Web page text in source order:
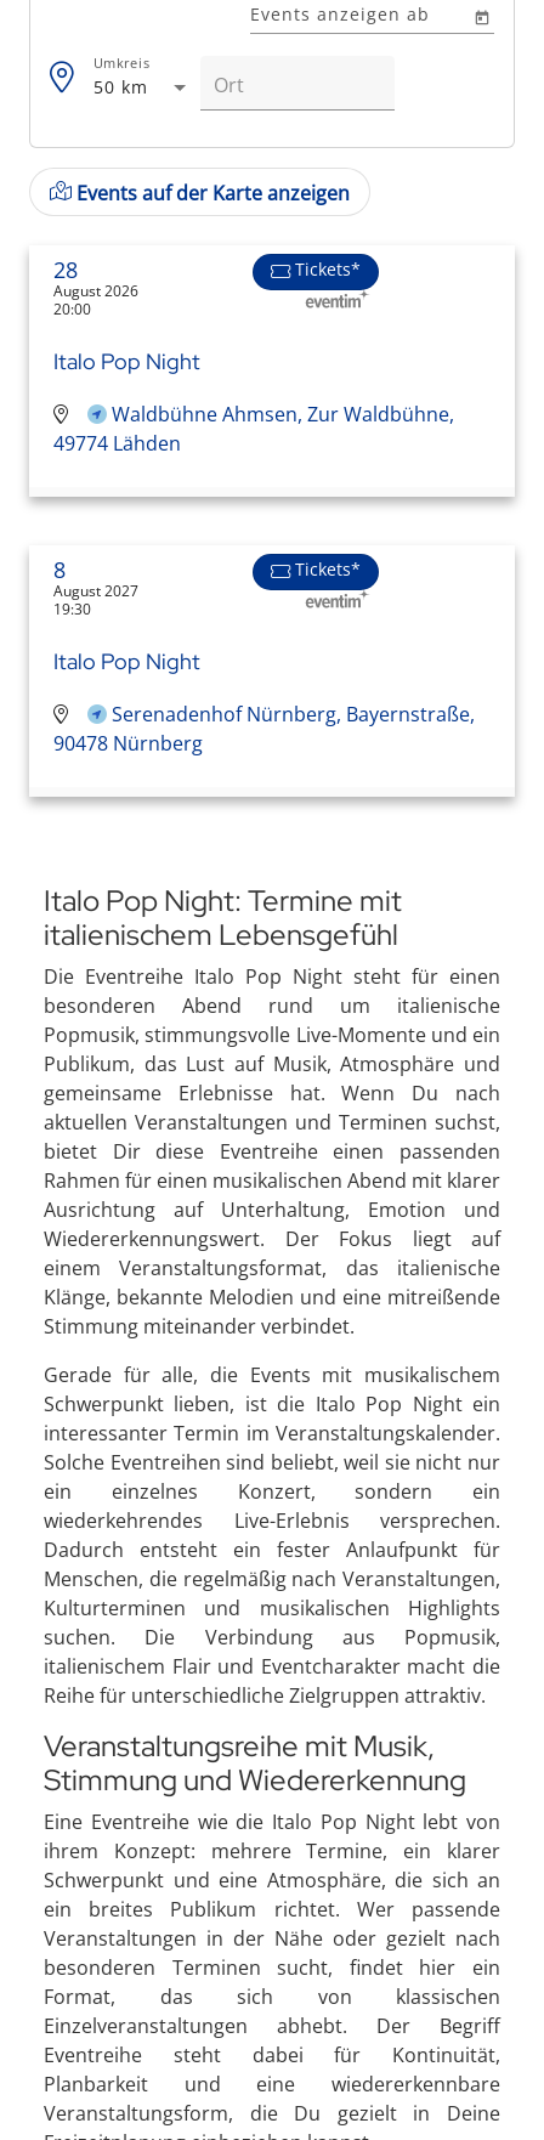
Events anzeigen ab
50 km
Umkreis
Events auf der Karte anzeigen
28
August 2026
20:00
Tickets*
Italo Pop Night
Waldbühne Ahmsen, Zur Waldbühne,
49774 Lähden
8
August 2027
19:30
Tickets*
Italo Pop Night
Serenadenhof Nürnberg, Bayernstraße,
90478 Nürnberg
Italo Pop Night: Termine mit
italienischem Lebensgefühl
Die Eventreihe Italo Pop Night steht für einen
besonderen Abend rund um italienische
Popmusik, stimmungsvolle Live-Momente und ein
Publikum, das Lust auf Musik, Atmosphäre und
gemeinsame Erlebnisse hat. Wenn Du nach
aktuellen Veranstaltungen und Terminen suchst,
bietet Dir diese Eventreihe einen passenden
Rahmen für einen musikalischen Abend mit klarer
Ausrichtung auf Unterhaltung, Emotion und
Wiedererkennungswert. Der Fokus liegt auf
einem Veranstaltungsformat, das italienische
Klänge, bekannte Melodien und eine mitreißende
Stimmung miteinander verbindet.
Gerade für alle, die Events mit musikalischem
Schwerpunkt lieben, ist die Italo Pop Night ein
interessanter Termin im Veranstaltungskalender.
Solche Eventreihen sind beliebt, weil sie nicht nur
ein einzelnes Konzert, sondern ein
wiederkehrendes Live-Erlebnis versprechen.
Dadurch entsteht ein fester Anlaufpunkt für
Menschen, die regelmäßig nach Veranstaltungen,
Kulturterminen und musikalischen Highlights
suchen. Die Verbindung aus Popmusik,
italienischem Flair und Eventcharakter macht die
Reihe für unterschiedliche Zielgruppen attraktiv.
Veranstaltungsreihe mit Musik,
Stimmung und Wiedererkennung
Eine Eventreihe wie die Italo Pop Night lebt von
ihrem Konzept: mehrere Termine, ein klarer
Schwerpunkt und eine Atmosphäre, die sich an
ein breites Publikum richtet. Wer passende
Veranstaltungen in der Nähe oder gezielt nach
besonderen Terminen sucht, findet hier ein
Format, das sich von klassischen
Einzelveranstaltungen abhebt. Der Begriff
Eventreihe steht dabei für Kontinuität,
Planbarkeit und eine wiedererkennbare
Veranstaltungsform, die Du gezielt in Deine